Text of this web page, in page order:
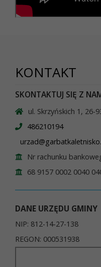
KONTAKT
SKONTAKTUJ SIĘ Z
ul. Skrzyńskich 1, 26-
486210194
Nr rachunku
68 9157 0002 0040
DANE URZĘDU GMINY
NIP: 812-14-27-138
REGON: 000531938